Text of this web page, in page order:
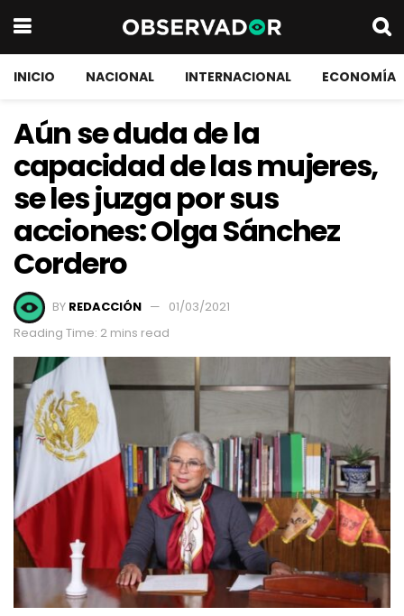
INICIO NACIONAL INTERNACIONAL ECONOMÍA
Aún se duda de la
capacidad de las mujeres,
se les juzga por sus
acciones: Olga Sánchez
Cordero
BY REDACCIÓN
01/03/2021
Reading Time: 2 mins read